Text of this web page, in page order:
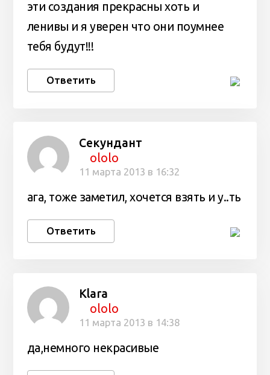
эти создания прекрасны хоть и
ленивы и я уверен что они поумнее
тебя будут!!!
Ответить
Секундант
ololo
11 марта 2013 в 16:32
ага, тоже заметил, хочется взять и у..ть
Ответить
Klara
ololo
11 марта 2013 в 14:38
да,немного некрасивые